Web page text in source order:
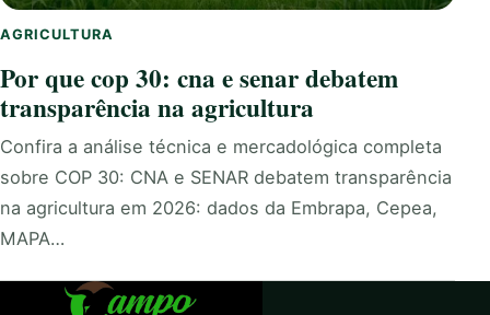
AGRICULTURA
Por que cop 30: cna e senar debatem
transparência na agricultura
Confira a análise técnica e mercadológica completa
sobre COP 30: CNA e SENAR debatem transparência
na agricultura em 2026: dados da Embrapa, Cepea,
MAPA…